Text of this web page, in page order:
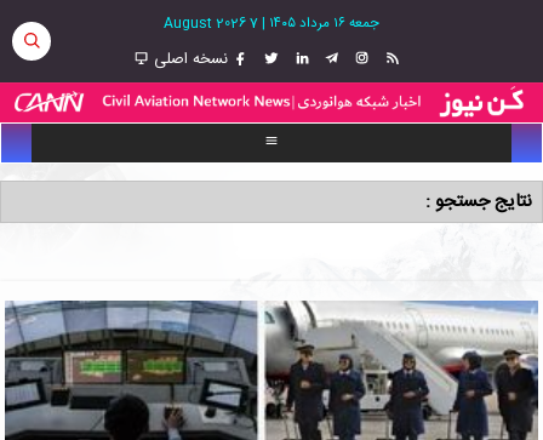
جمعه ۱۶ مرداد ۱۴۰۵ |
7 August 2026
نسخه اصلی
نتایج جستجو :